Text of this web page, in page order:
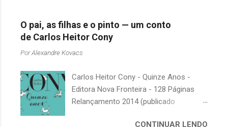
escritores brasileiros, somos forçados
a uma avaliação burocrática na escola e
acabamos adquirindo uma certa
antipatia a determinado livro ou autor
justamente o contrário. É surpreendente
como uma segunda visita a essas
obras, já em nossa maturidade, pode
O pai, as filhas e o pinto — um conto
de Carlos Heitor Cony
PorAlexandre Kovacs
Carlos Heitor Cony - Quinze Anos -
Editora Nova Fronteira - 128 Páginas
Relançamento 2014 (publicado
CONTINUAR LENDO